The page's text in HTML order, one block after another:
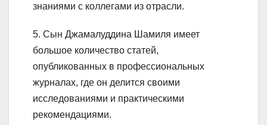
знаниями с коллегами из отрасли.
5. Сын Джамалуддина Шамиля имеет
большое количество статей,
опубликованных в профессиональных
журналах, где он делится своими
исследованиями и практическими
рекомендациями.